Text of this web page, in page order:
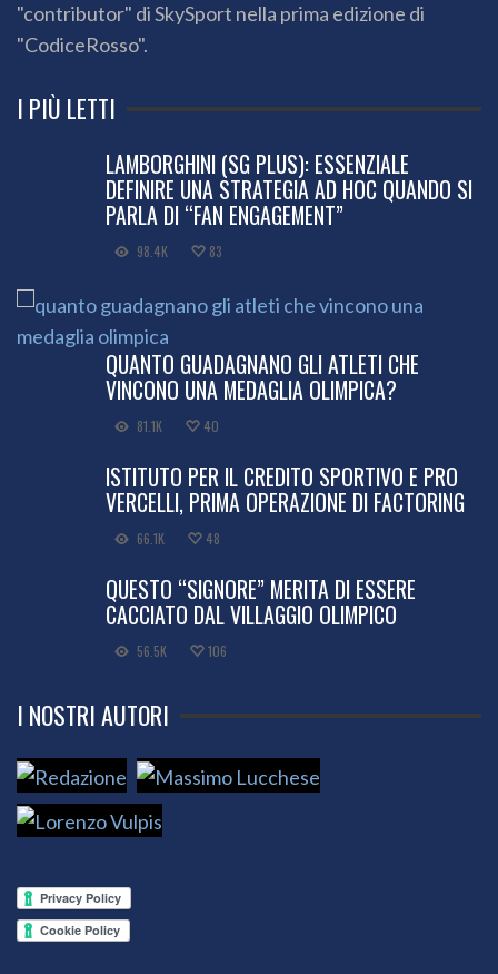
"contributor" di SkySport nella prima edizione di
"CodiceRosso".
I PIÙ LETTI
LAMBORGHINI (SG PLUS): ESSENZIALE
DEFINIRE UNA STRATEGIA AD HOC QUANDO SI
PARLA DI “FAN ENGAGEMENT”
98.4K 83
QUANTO GUADAGNANO GLI ATLETI CHE
VINCONO UNA MEDAGLIA OLIMPICA?
81.1K 40
ISTITUTO PER IL CREDITO SPORTIVO E PRO
VERCELLI, PRIMA OPERAZIONE DI FACTORING
66.1K 48
QUESTO “SIGNORE” MERITA DI ESSERE
CACCIATO DAL VILLAGGIO OLIMPICO
56.5K 106
I NOSTRI AUTORI